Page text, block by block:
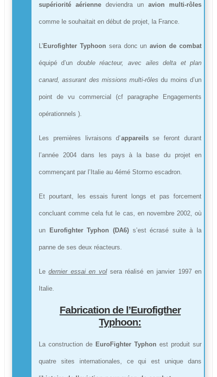
supériorité aériennedeviendra unavion multi-rôles
comme le souhaitait en début de projet, la France.
L’ Eurofighter Typhoon sera donc unavion de combat
équipé d’un double réacteur, avec ailes delta et plan
canard, assurant des missions multi-rôlesdu moins d’un
point de vu commercial (cf paragraphe Engagements
opérationnels ).
Les premières livraisons d’appareilsse feront durant
l’année 2004 dans les pays à la base du projet en
commençant par l’Italie au 4émé Stormo escadron.
Et pourtant, les essais furent longs et pas forcement
concluant comme cela fut le cas, en novembre 2002, où
un Eurofighter Typhon (DA6) s’est écrasé suite à la
panne de ses deux réacteurs.
Ledernier essai en volsera réalisé en janvier 1997 en
Italie.
Fabrication de l’Eurofigther
Typhoon:
La construction de EuroFighter Typhon est produit sur
quatre sites internationales, ce qui est unique dans